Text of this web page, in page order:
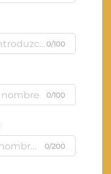
0/100
0/100
0/200